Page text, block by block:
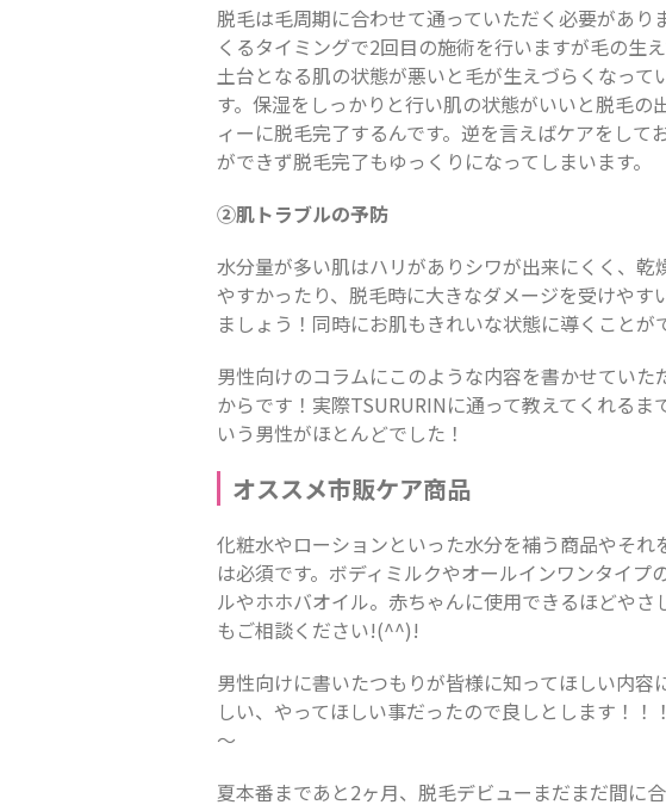
脱毛は毛周期に合わせて通っていただく必要があり
くるタイミングで2回目の施術を行いますが毛の生
土台となる肌の状態が悪いと毛が生えづらくなって
す。保湿をしっかりと行い肌の状態がいいと脱毛
ィーに脱毛完了するんです。逆を言えばケアをし
ができず脱毛完了もゆっくりになってしまいます。
②肌トラブルの予防
水分量が多い肌はハリがありシワが出来にくく、
やすかったり、脱毛時に大きなダメージを受けや
ましょう！同時にお肌もきれいな状態に導くことが
男性向けのコラムにこのような内容を書かせてい
からです！実際TSURURINに通って教えてくれる
いう男性がほとんどでした！
オススメ市販ケア商品
化粧水やローションといった水分を補う商品やそ
は必須です。ボディミルクやオールインワンタイ
ルやホホバオイル。赤ちゃんに使用できるほどや
もご相談ください!(^^)!
男性向けに書いたつもりが皆様に知ってほしい内
しい、やってほしい事だったので良しとします！
～
夏本番まであと2ヶ月、脱毛デビューまだまだ間に合